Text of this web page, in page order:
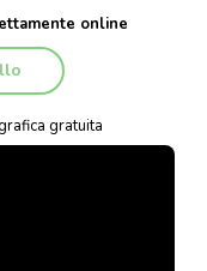
online
gratuita